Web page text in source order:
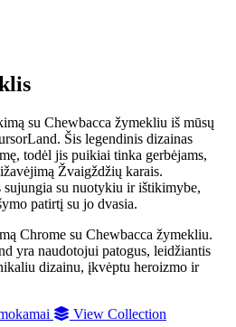
su Chewbacca žymekliu iš mūsų
Šis legendinis dizainas
todėl jis puikiai tinka gerbėjams,
Žvaigždžių karais.
sujungia su nuotykiu ir ištikimybe,
patirtį su jo dvasia.
Chrome su Chewbacca žymekliu.
yra naudotojui patogus, leidžiantis
dizainu, įkvėptu heroizmo ir
View Collection